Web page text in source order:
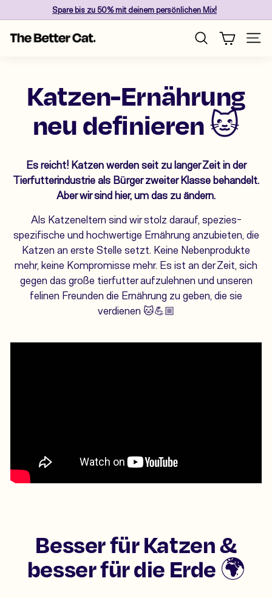
to
content
Pause
Sparebis zu 50%mit deinem persönlichen Mix!
T
C
a
Search Site
Katzen-Ernährung
neu definieren 🐱
Es reicht! Katzen werden seit zu langer Zeit in der
Tierfutterindustrie als Bürger zweiter Klasse behandelt.
Aber wir sind hier, um das zu ändern.
Als Katzeneltern sind wir stolz darauf, spezies-
spezifische und hochwertige Ernährung anzubieten, die
Katzen an erste Stelle setzt. Keine Nebenprodukte
mehr, keine Kompromisse mehr. Es ist an der Zeit, sich
gegen das große tierfutter aufzulehnen und unseren
felinen Freunden die Ernährung zu geben, die sie
verdienen 🐱💪🏼
Besser für Katzen &
besser für die Erde 🌍